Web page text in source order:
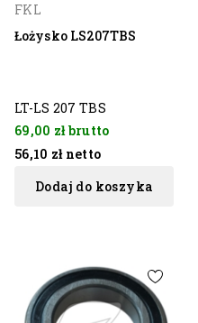
FKL
Łożysko LS207TBS
LT-LS 207 TBS
69,00 złbrutto
56,10 zł netto
Dodaj do koszyka